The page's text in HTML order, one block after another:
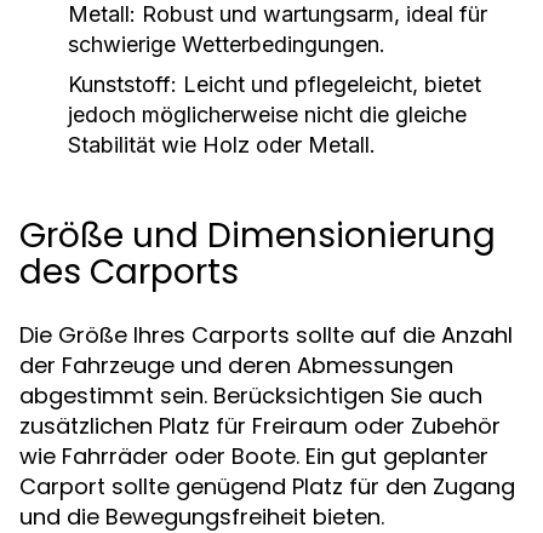
Metall: Robust und wartungsarm, ideal für
schwierige Wetterbedingungen.
Kunststoff: Leicht und pflegeleicht, bietet
jedoch möglicherweise nicht die gleiche
Stabilität wie Holz oder Metall.
Größe und Dimensionierung
des Carports
Die Größe Ihres Carports sollte auf die Anzahl
der Fahrzeuge und deren Abmessungen
abgestimmt sein. Berücksichtigen Sie auch
zusätzlichen Platz für Freiraum oder Zubehör
wie Fahrräder oder Boote. Ein gut geplanter
Carport sollte genügend Platz für den Zugang
und die Bewegungsfreiheit bieten.